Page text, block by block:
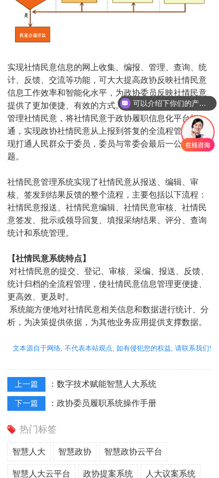
实现社情民意信息的网上收集、编报、管理、查询、统
计、反馈、交流等功能，可大大提高政协反映社情民意
信息工作效率和智能化水平，为政协委员反映社情民意
提供了更加便捷、有效的方式。不仅仅只是收集和统计
管理社情民意，将社情民意于政协履职信息化平台打
通，实现政协社情民意从上报到答复的全流程管理，实
现打通人民群众于委员，委员与常委会最后一公里问
题。
社情民意管理系统实现了社情民意从报送、编辑、审
核、签发到结果反馈的整个流程，主要包括以下流程：
社情民意报送、社情民意编辑、社情民意审核、社情民
意签发、批示或领导回复、填报采纳结果、评分、查询
统计和系统管理。
【社情民意系统特点】
对社情民意的提交、登记、审核、采编、报送、反馈、
统计归档的全流程管理，使社情民意信息管理更便捷、
更高效、更及时。
系统能方便地对社情民意相关信息和数据进行统计、分
析，为决策提供依据，为其他业务应用提供支撑数据。
文本源自于网络, 不代表本站观点, 如有侵犯您的权益, 请联系我们!
上一篇 ： 数字技术赋能智慧人大系统
下一篇 ： 政协委员履职系统操作手册
热门标签
智慧人大 智慧政协 智慧政协云平台
智慧人大云平台 政协提案系统 人大议案系统
可以介绍下你们的产品么